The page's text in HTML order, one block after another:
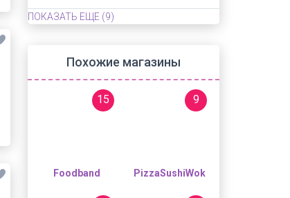
ПОКАЗАТЬ ЕЩЕ (9)
Похожие магазины
Foodband
15
PizzaSushiWok
9